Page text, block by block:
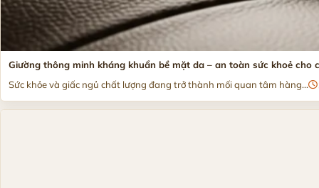
Giường thông minh kháng khuẩn bề mặt da – an toàn sức khoẻ cho
Sức khỏe và giấc ngủ chất lượng đang trở thành mối quan tâm hàng...